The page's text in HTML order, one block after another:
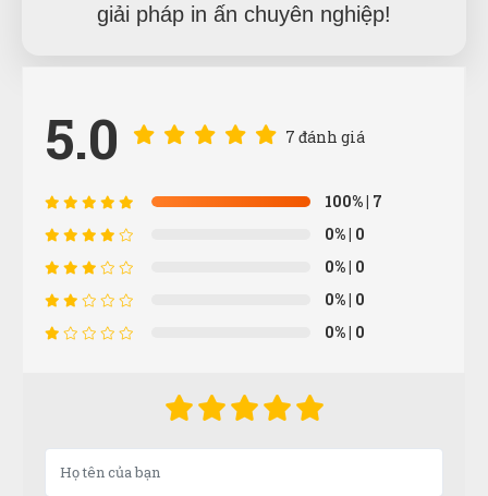
giải pháp in ấn chuyên nghiệp!
5.0 7 đánh giá
100%| 7
0%| 0
0%| 0
0%| 0
0%| 0
(Đánh giá 1 năm trước)
Sản phẩm đúng đẹp và chất lượng